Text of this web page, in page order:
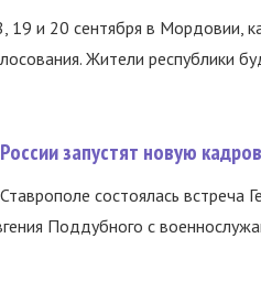
19 и 20 сентября в Мордовии,
Жители республики
запустят новую
состоялась встреча
Поддубного с